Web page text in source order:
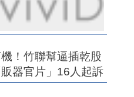
！竹聯幫逼插乾股
器官片」16人起訴